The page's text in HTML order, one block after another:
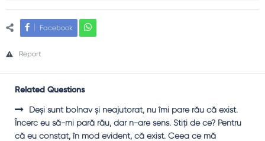
Facebook
Report
Related Questions
Deşi sunt bolnav şi neajutorat, nu îmi pare rău că exist.
Încerc eu să-mi pară rău, dar n-are sens. Ştiţi de ce? Pentru
că eu constat, în mod evident, că exist. Ceea ce mă